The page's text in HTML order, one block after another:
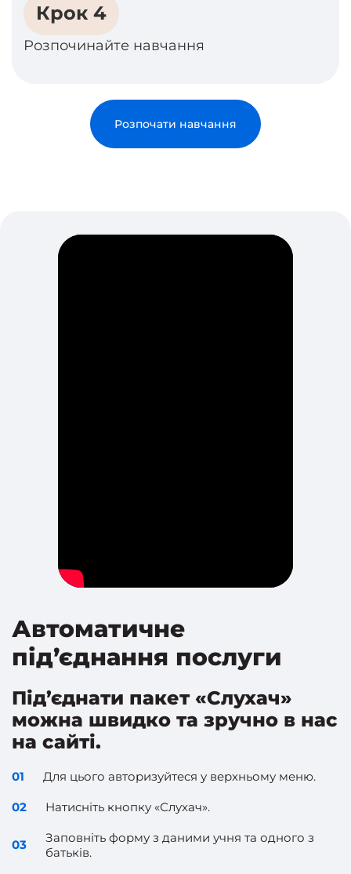
Крок 4
Розпочинайте навчання
Розпочати навчання
Автоматичне
під’єднання послуги
Під’єднати пакет «Слухач»
можна швидко та зручно в нас
на сайті.
01 Для цього авторизуйтеся у верхньому меню.
02 Натисніть кнопку «Слухач».
03
Заповніть форму з даними учня та одного з
батьків.